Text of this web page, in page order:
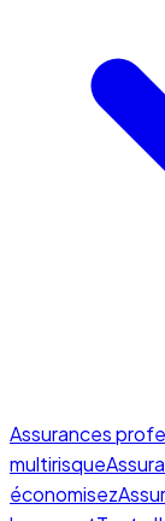
Assurances
multirisque
économisez